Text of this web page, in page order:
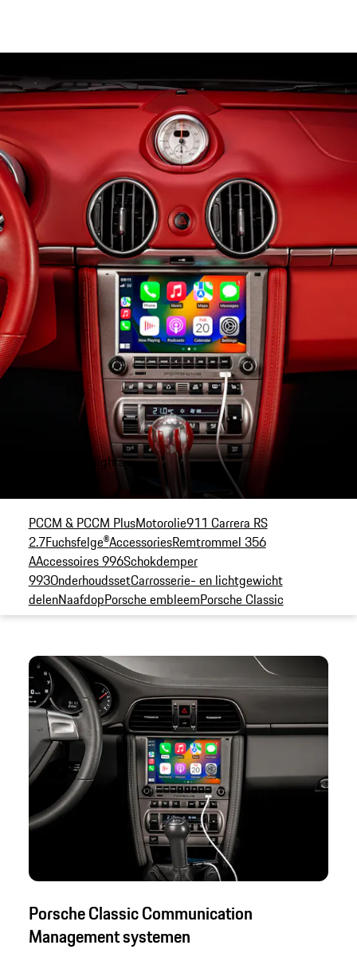
Producthighlights
PCCM & PCCM PlusMotorolie911 Carrera RS
2.7Fuchsfelge®AccessoriesRemtrommel 356
AAccessoires 996Schokdemper
993OnderhoudssetCarrosserie- en lichtgewicht
delenNaafdopPorsche embleemPorsche Classic
Porsche Classic Communication
Management systemen